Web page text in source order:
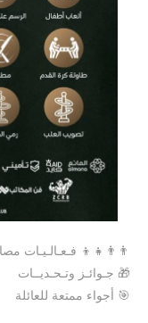
‏👨‍👨‍👧‍👦 فـعـالـيـات
‏🎁 جـوائـز وتـحـديــات
‏🎯 أجواء ممتعة للعائلة